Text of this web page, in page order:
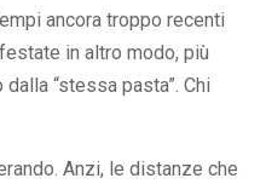
ancora troppo recenti
in altro modo, più
“stessa pasta”. Chi
Anzi, le distanze che